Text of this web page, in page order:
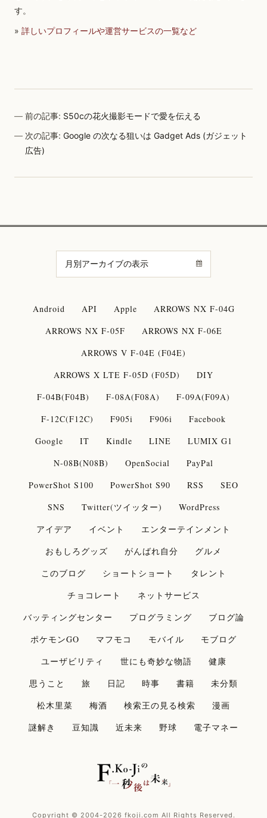
す。
» 詳しいプロフィールや運営サービスの一覧など
前の記事: S50cの花火撮影モードで愛を伝える
次の記事:Google の次なる狙いは Gadget Ads (ガジェット
広告)
Android API Apple
ARROWS NX F-04G
ARROWS NX F-05F
ARROWS NX F-06E
ARROWS V F-04E (F04E)
ARROWS X LTE F-05D (F05D)
DIY
F-04B(F04B)
F-08A(F08A)
F-09A(F09A)
F-12C(F12C)
F905i F906i
Facebook
Google
IT Kindle LINE
LUMIX G1
N-08B(N08B)
OpenSocial
PayPal
PowerShot S100
PowerShot S90 RSS
SEO
SNS
Twitter(ツイッター)
WordPress
アイデア
イベント
エンターテインメント
おもしろグッズ
がんばれ自分
グルメ
このブログ
ショートショート
タレント
チョコレート
ネットサービス
バッティングセンター
プログラミング
ブログ論
ポケモンGO
マフモコ モバイル
モブログ
ユーザビリティ
世にも奇妙な物語
健康
思うこと
旅 日記 時事 書籍
未分類
松木里菜
梅酒 検索王の見る検索
漫画
謎解き
豆知識 近未来 野球 電子マネー
Copyright © 2004-2026 fkoji.com All Rights Reserved.